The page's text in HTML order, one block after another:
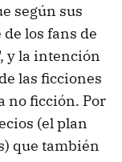
según sus
los fans de
y la intención
las ficciones
no ficción. Por
(el plan
que también